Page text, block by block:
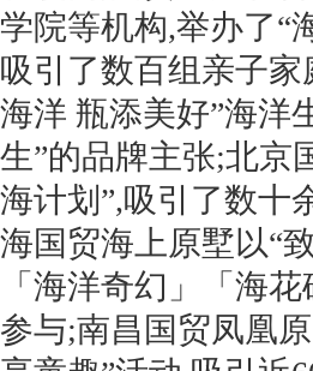
学院等机构,举办了“
吸引了数百组亲子
海洋 瓶添美好”海洋
生”的品牌主张;北京
海计划”,吸引了数十
海国贸海上原墅以“
「海洋奇幻」「海
参与;南昌国贸凤凰